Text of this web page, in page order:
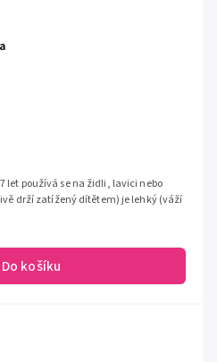
Do košíku
7 let používá se na židli, lavici nebo
drží zatížený dítětem) je lehký (váží